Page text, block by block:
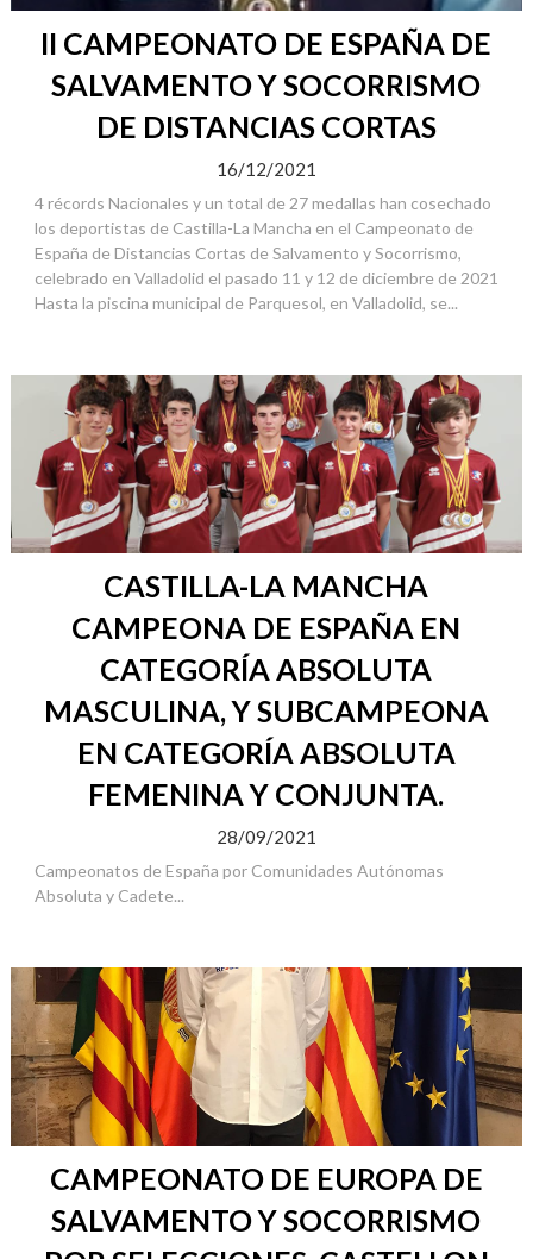
II CAMPEONATO DE ESPAÑA DE
SALVAMENTO Y SOCORRISMO
DE DISTANCIAS CORTAS
16/12/2021
4 récords Nacionales y un total de 27 medallas han cosechado
los deportistas de Castilla-La Mancha en el Campeonato de
España de Distancias Cortas de Salvamento y Socorrismo,
celebrado en Valladolid el pasado 11 y 12 de diciembre de 2021
Hasta la piscina municipal de Parquesol, en Valladolid, se...
CASTILLA-LA MANCHA
CAMPEONA DE ESPAÑA EN
CATEGORÍA ABSOLUTA
MASCULINA, Y SUBCAMPEONA
EN CATEGORÍA ABSOLUTA
FEMENINA Y CONJUNTA.
28/09/2021
Campeonatos de España por Comunidades Autónomas
Absoluta y Cadete...
CAMPEONATO DE EUROPA DE
SALVAMENTO Y SOCORRISMO